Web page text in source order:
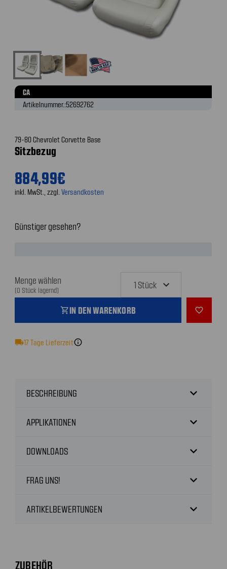
CA
Artikelnummer.:52692762
79-80 Chevrolet Corvette Base
Sitzbezug
884,99€
inkl. MwSt., zzgl. Versandkosten
Günstiger gesehen?
Menge wählen
(0 Stück lagernd)
shopping_cartIN DEN WARENKORB favorite_outline
local_shipping17Tage Lieferzeitinfo
BESCHREIBUNG expand_more
APPLIKATIONEN expand_more
DOWNLOADS expand_more
FRAG UNS! expand_more
ARTIKELBEWERTUNGEN expand_more
ZUBEHÖR